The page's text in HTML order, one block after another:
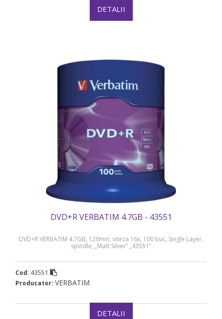
DETALII
DVD+R VERBATIM 4.7GB - 43551
DVD+R VERBATIM 4.7GB, 120min, viteza 16x, 100 buc, Single Layer,
spindle, „Matt Silver” „43551”
Cod: 43551
Producator: VERBATIM
DETALII